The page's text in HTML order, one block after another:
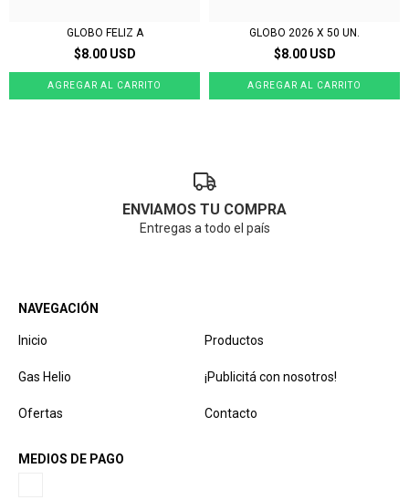
GLOBO FELIZ A
$8.00 USD
GLOBO 2026 X 50 UN.
$8.00 USD
ENVIAMOS TU COMPRA
Entregas a todo el país
NAVEGACIÓN
Inicio Productos
Gas Helio ¡Publicitá con nosotros!
Ofertas Contacto
MEDIOS DE PAGO